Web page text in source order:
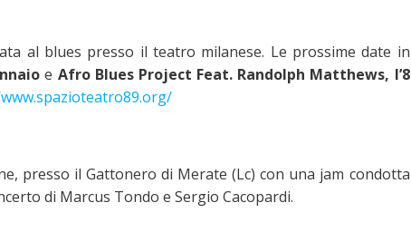
al blues presso il teatro milanese. Le prossime date in
e Afro Blues Project Feat. Randolph Matthews, l’8
presso il Gattonero di Merate (Lc) con una jam condotta
di Marcus Tondo e Sergio Cacopardi.